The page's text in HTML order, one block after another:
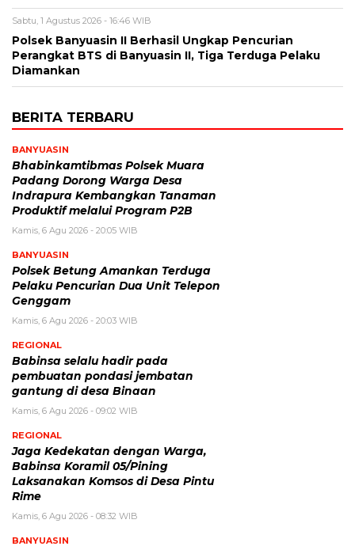
Sabtu, 1 Agustus 2026 - 16:46 WIB
Polsek Banyuasin II Berhasil Ungkap Pencurian
Perangkat BTS di Banyuasin II, Tiga Terduga Pelaku
Diamankan
BERITA TERBARU
BANYUASIN
Bhabinkamtibmas Polsek Muara
Padang Dorong Warga Desa
Indrapura Kembangkan Tanaman
Produktif melalui Program P2B
Kamis, 6 Agu 2026 - 20:05 WIB
BANYUASIN
Polsek Betung Amankan Terduga
Pelaku Pencurian Dua Unit Telepon
Genggam
Kamis, 6 Agu 2026 - 20:03 WIB
REGIONAL
Babinsa selalu hadir pada
pembuatan pondasi jembatan
gantung di desa Binaan
Kamis, 6 Agu 2026 - 09:02 WIB
REGIONAL
Jaga Kedekatan dengan Warga,
Babinsa Koramil 05/Pining
Laksanakan Komsos di Desa Pintu
Rime
Kamis, 6 Agu 2026 - 08:32 WIB
BANYUASIN